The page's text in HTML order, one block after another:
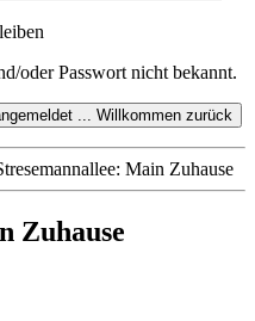
oder Passwort nicht bekannt.
... Willkommen zurück
Main Zuhause
Zuhause